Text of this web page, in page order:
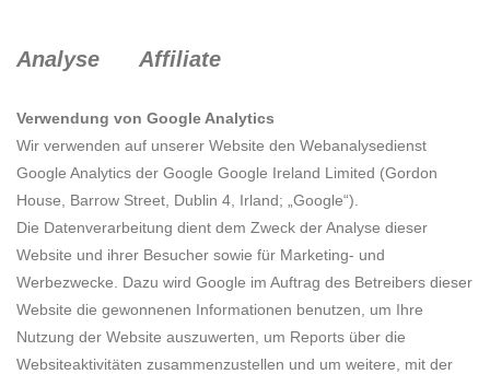
Analyse Affiliate
Verwendung von Google Analytics
Wir verwenden auf unserer Website den Webanalysedienst
Google Analytics der Google Google Ireland Limited (Gordon
House, Barrow Street, Dublin 4, Irland; „Google“).
Die Datenverarbeitung dient dem Zweck der Analyse dieser
Website und ihrer Besucher sowie für Marketing- und
Werbezwecke. Dazu wird Google im Auftrag des Betreibers dieser
Website die gewonnenen Informationen benutzen, um Ihre
Nutzung der Website auszuwerten, um Reports über die
Websiteaktivitäten zusammenzustellen und um weitere, mit der